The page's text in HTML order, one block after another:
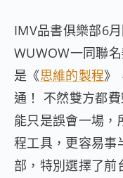
IMV品書俱樂部6
WUWOW一同聯
是《思維的製程》
通！ 不然雙方都
能只是誤會一場，
程工具，更容易事
部，特別選擇了前